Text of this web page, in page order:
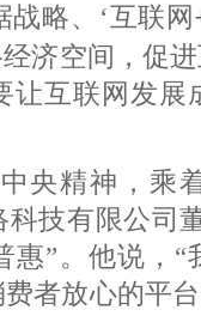
略、‘互联网
济空间，促
让互联网发展
央精神，乘
技有限公司
惠”。他说，
者放心的平